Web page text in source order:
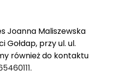
Joanna Maliszewska
Gołdap, przy ul. ul.
również do kontaktu
.